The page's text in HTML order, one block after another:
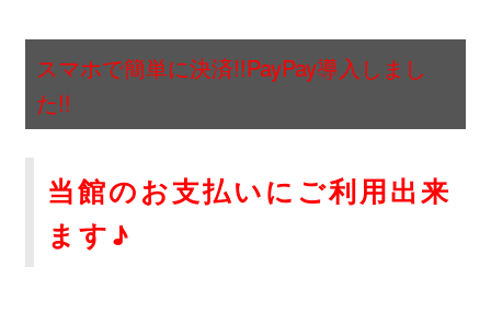
スマホで簡単に決済!!PayPay導入しまし
た!!
当館のお支払いにご利用出来
ます♪